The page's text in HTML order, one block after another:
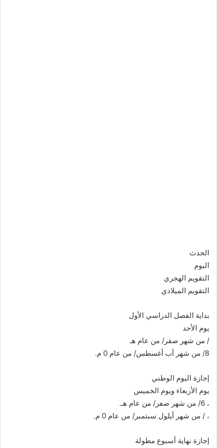
الحدث
اليوم
التقويم الهجري
التقويم الميلادي
بداية الفصل الدراسي الأول
يوم الأحد
/ من شهر صفر/ من عام هـ
8/ من شهر آب أغسطس/ من عام 0 م.
إجازة اليوم الوطني
يوم الأربعاء ويوم الخميس
، 6/ من شهر صفر/ من عام هـ.
، / من شهر أيلول سبتمبر/ من عام 0 م.
إجازة نهاية أسبوع مطولة